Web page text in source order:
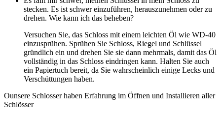
stecken. Es ist schwer einzuführen, herauszunehmen oder zu
drehen. Wie kann ich das beheben?
Versuchen Sie, das Schloss mit einem leichten Öl wie WD-40
einzusprühen. Sprühen Sie Schloss, Riegel und Schlüssel
gründlich ein und drehen Sie sie dann mehrmals, damit das Öl
vollständig in das Schloss eindringen kann. Halten Sie auch
ein Papiertuch bereit, da Sie wahrscheinlich einige Lecks und
Verschüttungen haben.
Ounsere Schlosser haben Erfahrung im Öffnen und Installieren aller
Schlösser